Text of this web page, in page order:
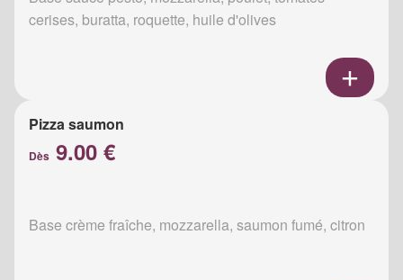
cerises, buratta, roquette, huile d'olives
Pizza saumon
Dès 9.00 €
Base crème fraîche, mozzarella, saumon fumé, citron